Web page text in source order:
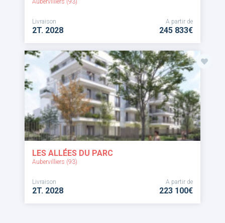
Aubervilliers (93)
Livraison
2T. 2028
A partir de
245 833€
LES ALLÉES DU PARC
Aubervilliers (93)
Livraison
2T. 2028
A partir de
223 100€